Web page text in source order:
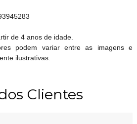
de 4 anos de idade.
podem variar entre as imagens e
ilustrativas.
Clientes